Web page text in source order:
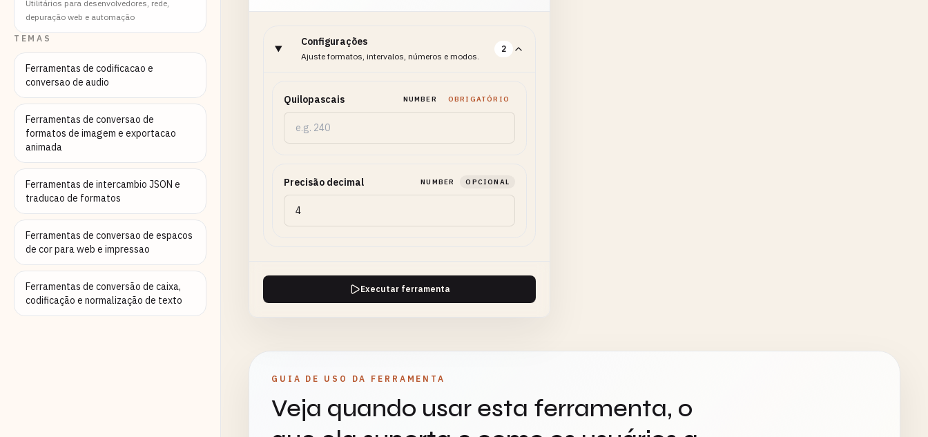
Utilitários para desenvolvedores, rede,
depuração web e automação
TEMAS
Ferramentas de codificacao e
conversao de audio
Ferramentas de conversao de
formatos de imagem e exportacao
animada
Ferramentas de intercambio JSON e
traducao de formatos
Ferramentas de conversao de espacos
de cor para web e impressao
Ferramentas de conversão de caixa,
codificação e normalização de texto
Configurações
Ajuste formatos, intervalos, números e modos.
2
Quilopascais NUMBER OBRIGATÓRIO
Precisão decimal NUMBER OPCIONAL
Executar ferramenta
GUIA DE USO DA FERRAMENTA
Veja quando usar esta ferramenta, o